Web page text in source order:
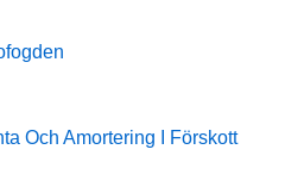
Och Amortering I Förskott